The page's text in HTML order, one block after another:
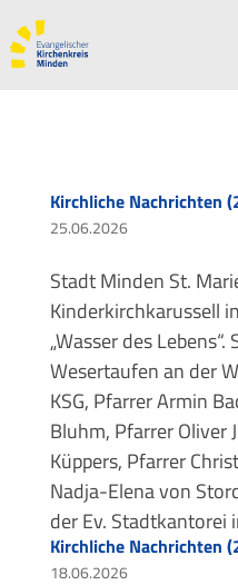
Kirchliche Nachrichten
25.06.2026
Stadt Minden St.
Kinderkirchkarussell
„Wasser des
Wesertaufen an der
KSG, Pfarrer Armin
Bluhm, Pfarrer Oliver
Küppers, Pfarrer
Nadja-Elena von
der Ev. Stadtkantorei
Kirchliche Nachrichten
18.06.2026